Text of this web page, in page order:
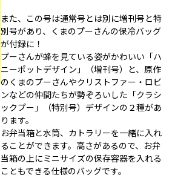
また、この号は通常号とは別に増刊号と特
別号があり、くまのプーさんの保冷バッグ
が付録に！
プーさんが蜂を見ている姿がかわいい「ハ
ニーポットデザイン」（増刊号）と、原作
のくまのプーさんやクリストファー・ロビ
ンなどの仲間たちが勢ぞろいした「クラシ
ックプー」（特別号）デザインの２種があ
ります。
お弁当箱と水筒、カトラリーを一緒に入れ
ることができます。高さがあるので、お弁
当箱の上にミニサイズの保存容器を入れる
こともできる仕様のバッグです。